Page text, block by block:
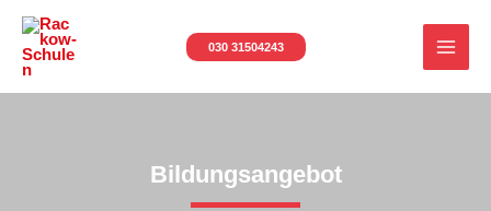
Zum
Inhalt
springen
030 31504243
Bildungsangebot